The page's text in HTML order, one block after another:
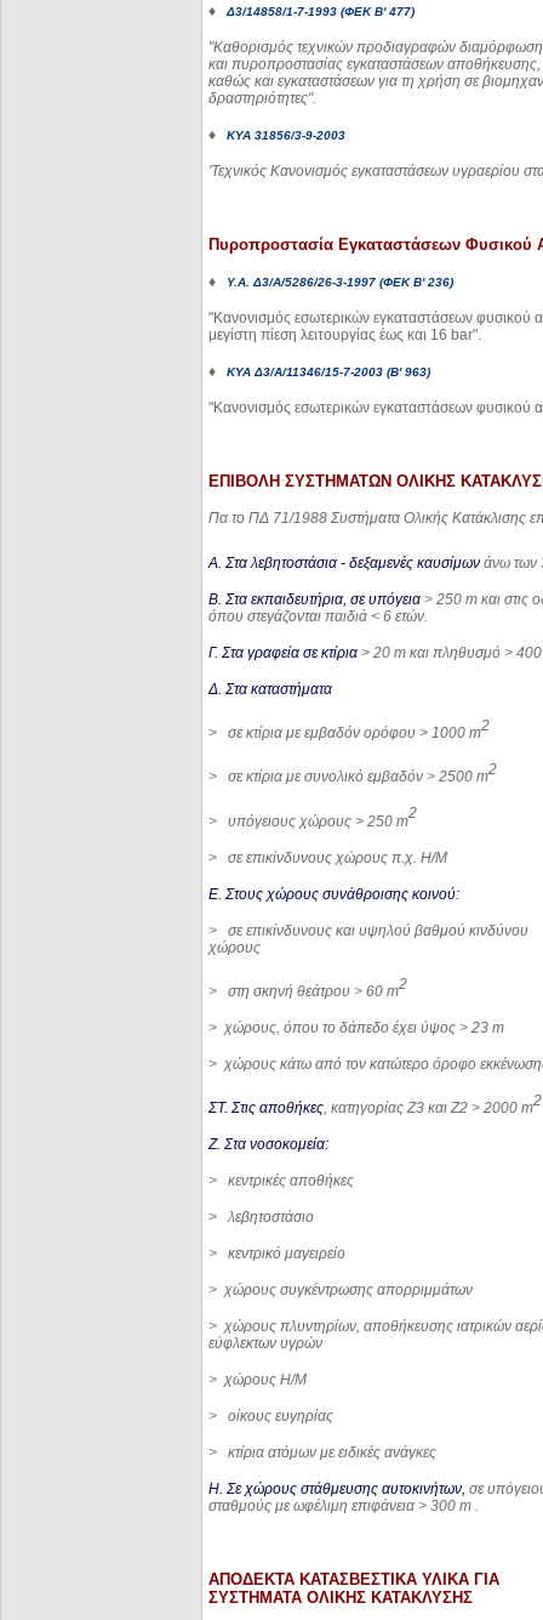
♦Δ3/14858/1-7-1993 (ΦΕΚ Β' 477)
"Καθορισμός τεχνικών προδιαγραφών
και πυροπροστασίας εγκαταστάσεων
καθώς και εγκαταστάσεων για τη χρήση σε
δραστηριότητες".
♦ ΚΥΑ 31856/3-9-2003
'Τεχνικός Κανονισμός εγκαταστάσεων υγραερίου
Πυροπροστασία Εγκαταστάσεων Φυσικού
♦ Υ.Α. Δ3/Α/5286/26-3-1997 (ΦΕΚ Β' 236)
"Κανονισμός εσωτερικών εγκαταστάσεων φυσικού
μεγίστη πίεση λειτουργίας έως και 16 bar".
♦ ΚΥΑ Δ3/Α/11346/15-7-2003 (Β' 963)
"Κανονισμός εσωτερικών εγκαταστάσεων φυσικού
ΕΠΙΒΟΛΗ ΣΥΣΤΗΜΑΤΩΝ ΟΛΙΚΗΣ
Πα το ΠΔ 71/1988 Συστήματα Ολικής Κατάκλισης
Α. Στα λεβητοστάσια - δεξαμενές καυσίμων άνω των
Β. Στα εκπαιδευτήρια, σε υπόγεια > 250 m και στις
όπου στεγάζονται παιδιά < 6 ετών.
Γ. Στα γραφεία σε κτίρια > 20 m και πληθυσμό >
Δ. Στα καταστήματα
> σε κτίρια με εμβαδόν ορόφου > 1000 m2
> σε κτίρια με συνολικό εμβαδόν > 2500 m2
> υπόγειους χώρους > 250 m2
> σε επικίνδυνους χώρους π.χ. Η/Μ
Ε. Στους χώρους συνάθροισης κοινού:
> σε επικίνδυνους και υψηλού βαθμού κινδύνου
χώρους
> στη σκηνή θεάτρου > 60 m2
> χώρους, όπου το δάπεδο έχει ύψος > 23 m
> χώρους κάτω από τον κατώτερο όροφο
ΣΤ. Στις αποθήκες, κατηγορίας Ζ3 και Ζ2 > 2000 m2
Ζ. Στα νοσοκομεία:
> κεντρικές αποθήκες
> λεβητοστάσιο
> κεντρικό μαγειρείο
> χώρους συγκέντρωσης απορριμμάτων
> χώρους πλυντηρίων, αποθήκευσης ιατρικών
εύφλεκτων υγρών
> χώρους Η/Μ
> οίκους ευγηρίας
> κτίρια ατόμων με ειδικές ανάγκες
Η. Σε χώρους στάθμευσης αυτοκινήτων, σε
σταθμούς με ωφέλιμη επιφάνεια > 300 m .
ΑΠΟΔΕΚΤΑ ΚΑΤΑΣΒΕΣΤΙΚΑ ΥΛΙΚΑ ΓΙΑ
ΣΥΣΤΗΜΑΤΑ ΟΛΙΚΗΣ ΚΑΤΑΚΛΥΣΗΣ